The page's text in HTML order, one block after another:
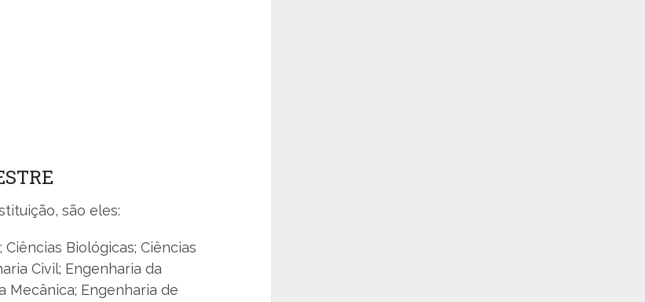
são eles:
Ciências Biológicas; Ciências
Civil; Engenharia da
Mecânica; Engenharia de